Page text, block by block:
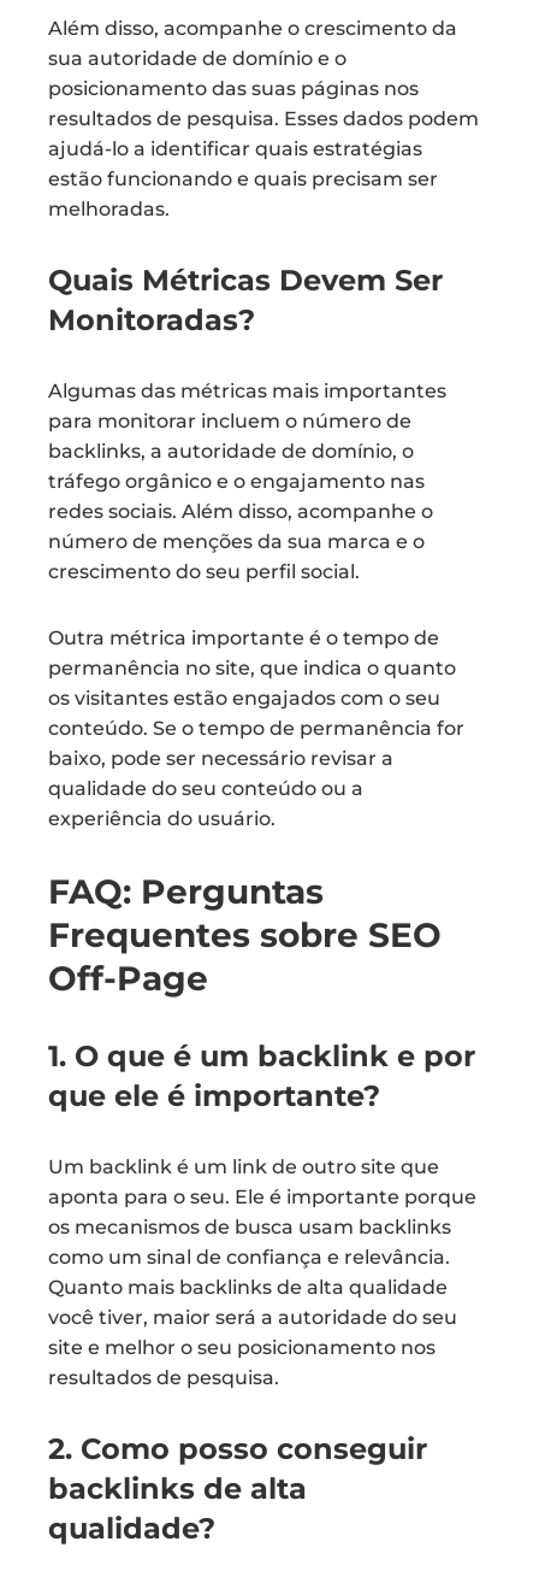
Além disso, acompanhe o crescimento da
sua autoridade de domínio e o
posicionamento das suas páginas nos
resultados de pesquisa. Esses dados podem
ajudá-lo a identificar quais estratégias
estão funcionando e quais precisam ser
melhoradas.
Quais Métricas Devem Ser
Monitoradas?
Algumas das métricas mais importantes
para monitorar incluem o número de
backlinks, a autoridade de domínio, o
tráfego orgânico e o engajamento nas
redes sociais. Além disso, acompanhe o
número de menções da sua marca e o
crescimento do seu perfil social.
Outra métrica importante é o tempo de
permanência no site, que indica o quanto
os visitantes estão engajados com o seu
conteúdo. Se o tempo de permanência for
baixo, pode ser necessário revisar a
qualidade do seu conteúdo ou a
experiência do usuário.
FAQ: Perguntas
Frequentes sobre SEO
Off-Page
1. O que é um backlink e por
que ele é importante?
Um backlink é um link de outro site que
aponta para o seu. Ele é importante porque
os mecanismos de busca usam backlinks
como um sinal de confiança e relevância.
Quanto mais backlinks de alta qualidade
você tiver, maior será a autoridade do seu
site e melhor o seu posicionamento nos
resultados de pesquisa.
2. Como posso conseguir
backlinks de alta
qualidade?